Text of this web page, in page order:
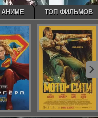
АНИМЕ ТОП ФИЛЬМОВ
›